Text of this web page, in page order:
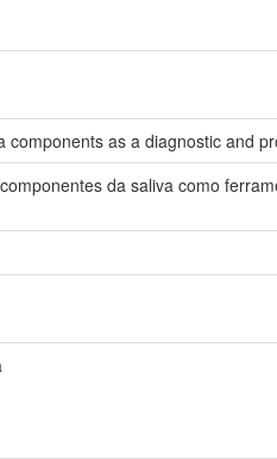
components as a diagnostic and
da saliva como